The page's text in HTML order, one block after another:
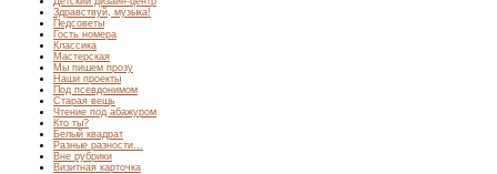
Здравствуй, музыка!
Педсоветы
Гость номера
Классика
Мастерская
Мы пишем прозу
Наши проекты
Под псевдонимом
Старая вещь
Чтение под абажуром
Кто ты?
Белый квадрат
Разные разности…
Вне рубрики
Визитная карточка